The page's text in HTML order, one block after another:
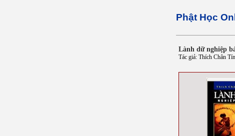
Phật Học
Lành dữ nghiệp
Tác giả: Thích Chân